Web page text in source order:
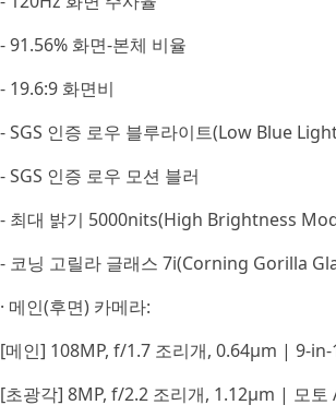
- 91.56% 화면-본체 비율
- 19.6:9 화면비
- SGS 인증 로우 블루라이트(Low Blue
- SGS 인증 로우 모션 블러
- 최대 밝기 5000nits(High Brightness
- 코닝 고릴라 글래스 7i(Corning Gorilla
· 메인(후면) 카메라:
[메인] 108MP, f/1.7 조리개, 0.64μm | 9-in-
[초광각] 8MP, f/2.2 조리개, 1.12μm | 모토